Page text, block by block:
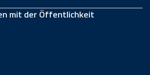
mit der Öffentlichkeit